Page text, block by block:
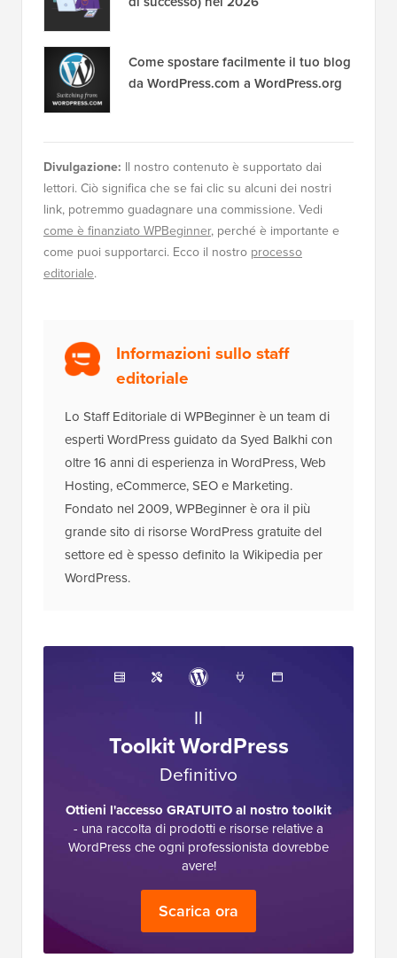
Come spostare facilmente il tuo blog
da WordPress.com a WordPress.org
Divulgazione: Il nostro contenuto è supportato dai
lettori. Ciò significa che se fai clic su alcuni dei nostri
link, potremmo guadagnare una commissione. Vedi
come è finanziato WPBeginner, perché è importante e
come puoi supportarci. Ecco il nostro processo
editoriale.
Informazioni sullo staff
editoriale
Lo Staff Editoriale di WPBeginner è un team di
esperti WordPress guidato da Syed Balkhi con
oltre 16 anni di esperienza in WordPress, Web
Hosting, eCommerce, SEO e Marketing.
Fondato nel 2009, WPBeginner è ora il più
grande sito di risorse WordPress gratuite del
settore ed è spesso definito la Wikipedia per
WordPress.
Il
Toolkit WordPress
Definitivo
Ottieni l'accesso GRATUITO al nostro toolkit
- una raccolta di prodotti e risorse relative a
WordPress che ogni professionista dovrebbe
avere!
Scarica ora